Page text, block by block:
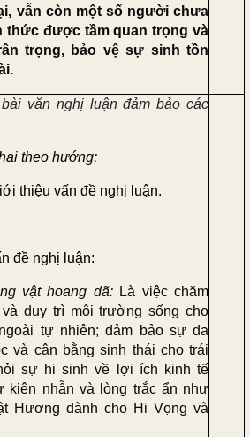
vẫn còn một số người chưa
thức được tầm quan trọng và
trọng, bảo vệ sự sinh tồn
văn nghị luận đảm bảo các
theo hướng:
iới thiệu vấn đề nghị luận.
đề nghị luận:
vật hoang dã:Là việc chăm
duy trì môi trường sống cho
tự nhiên; đảm bảo sự đa
và cân bằng sinh thái cho trái
sự hi sinh về lợi ích kinh tế
kiên nhẫn và lòng trắc ẩn như
Hương dành cho Hi Vọng và